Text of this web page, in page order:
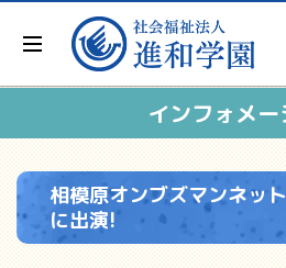
インフォメ
相模原オンブズマンネッ
に出演!